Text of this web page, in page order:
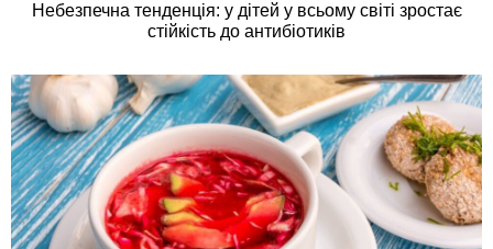
Небезпечна тенденція: у дітей у всьому світі зростає
стійкість до антибіотиків